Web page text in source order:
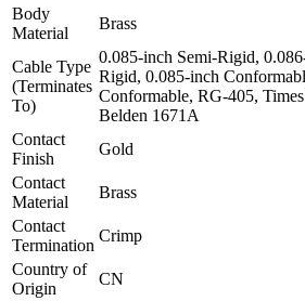
Body
Material
Brass
Cable Type
(Terminates
To)
0.085-inch Semi-Rigid,
Rigid, 0.085-inch
Conformable, RG-405,
Belden 1671A
Contact
Finish
Gold
Contact
Material
Brass
Contact
Termination
Crimp
Country of
Origin
CN